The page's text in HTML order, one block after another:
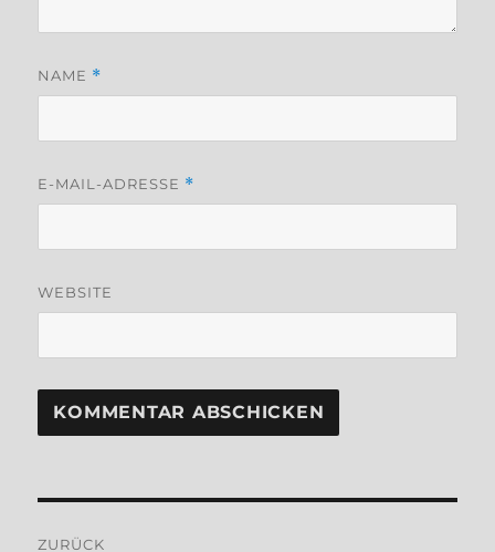
NAME *
E-MAIL-ADRESSE *
WEBSITE
ZURÜCK